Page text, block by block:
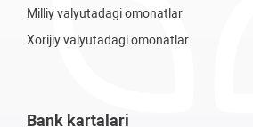
Milliy valyutadagi omonatlar
Xorijiy valyutadagi omonatlar
Bank kartalari